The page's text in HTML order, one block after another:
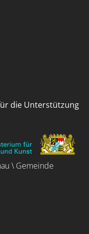
die Unterstützung
\ Gemeinde